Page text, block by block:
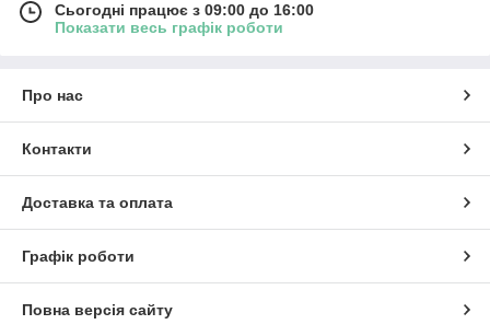
Сьогодні працює з 09:00 до 16:00
Показати весь графік роботи
Про нас
Контакти
Доставка та оплата
Графік роботи
Повна версія сайту